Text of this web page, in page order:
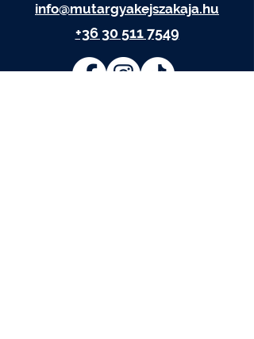
info@mutargyakejszakaja.hu
+36 30 511 7549